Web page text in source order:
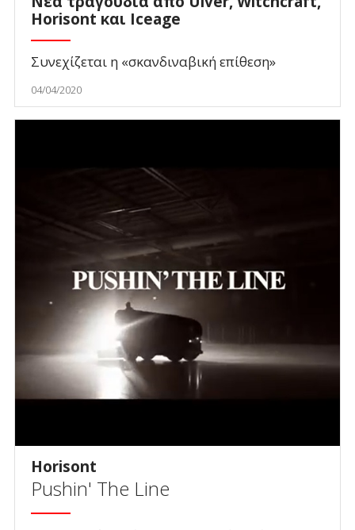
Horisont και Iceage
Συνεχίζεται η «σκανδιναβική επίθεση»
04/04/2020
Horisont
Pushin' The Line